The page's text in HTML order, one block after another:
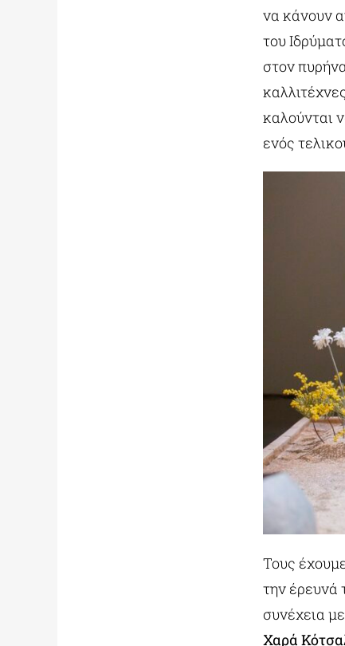
να κάνουν
του
στον
καλούνται
ενός
Τους
την έρευνά
συνέχεια
Χαρά